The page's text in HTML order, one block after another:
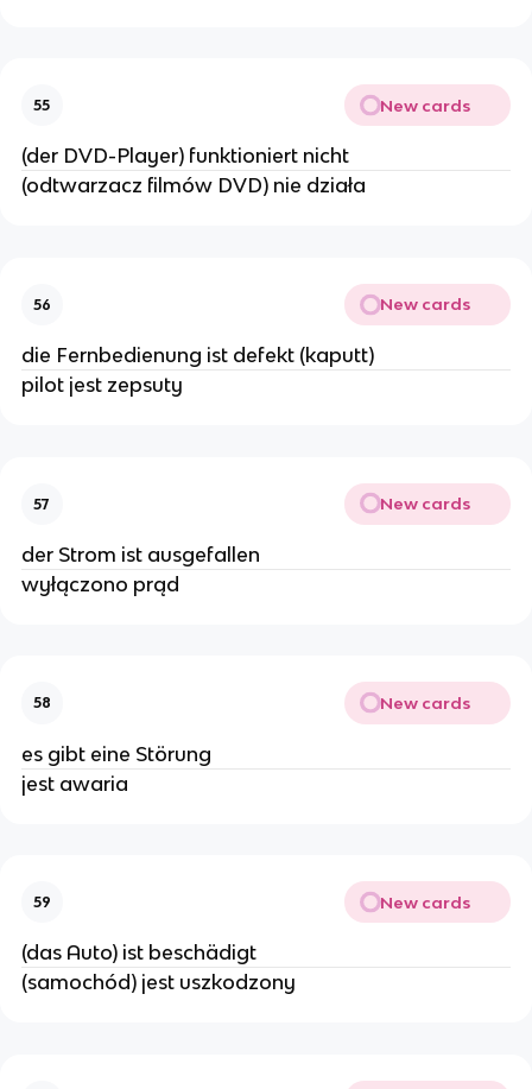
55 New cards
(der DVD-Player) funktioniert nicht
(odtwarzacz filmów DVD) nie działa
56 New cards
die Fernbedienung ist defekt (kaputt)
pilot jest zepsuty
57 New cards
der Strom ist ausgefallen
wyłączono prąd
58 New cards
es gibt eine Störung
jest awaria
59 New cards
(das Auto) ist beschädigt
(samochód) jest uszkodzony